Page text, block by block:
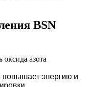
BSN
азота
повышает энергию и